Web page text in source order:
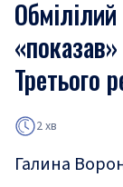
Третього
2 хв
Галина